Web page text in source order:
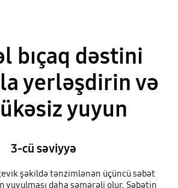
bıçaq dəstini
yerləşdirin və
yuyun
3-cü səviyyə
şəkildə tənzimlənən üçüncü səbət
yuyulması daha səmərəli olur. Səbətin